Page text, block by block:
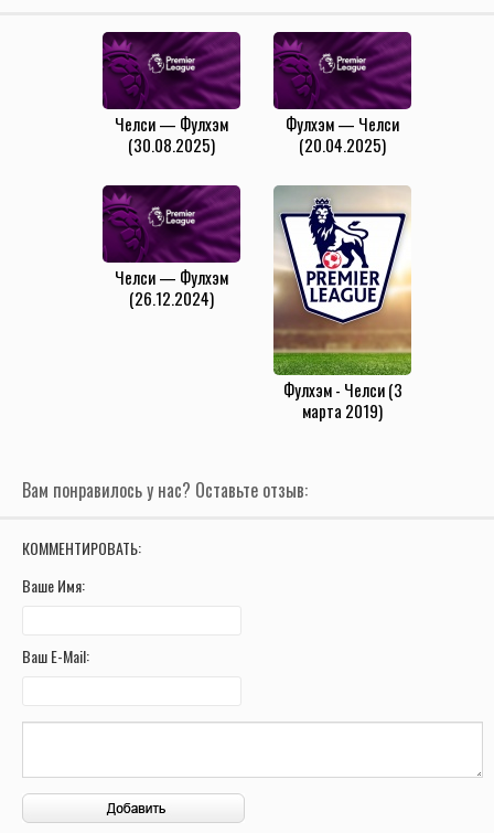
Челси — Фулхэм
(30.08.2025)
Фулхэм — Челси
(20.04.2025)
Челси — Фулхэм
(26.12.2024)
Фулхэм - Челси (3
марта 2019)
Вам понравилось у нас? Оставьте отзыв:
КОММЕНТИРОВАТЬ:
Ваше Имя:
Ваш E-Mail: